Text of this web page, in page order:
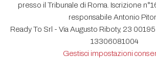
presso il Tribunale di Roma. Iscrizione
responsabile Antonio
Ready To Srl - Via Augusto Riboty, 23 00195
13306081004
Gestisci impostazioni